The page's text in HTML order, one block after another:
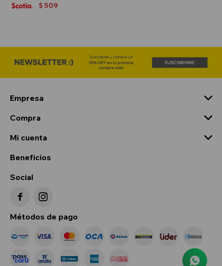
$ 509
Empresa
Compra
Mi cuenta
Beneficios
Social
 
Métodos de pago